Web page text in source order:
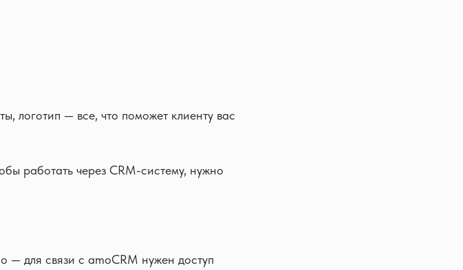
логотип — все, что поможет клиенту вас
работать через CRM-систему, нужно
— для связи с amoCRM нужен доступ